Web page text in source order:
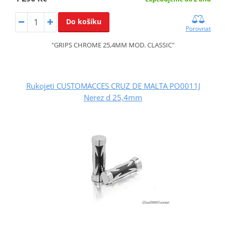
Do košíku
Porovnat
"GRIPS CHROME 25,4MM MOD. CLASSIC"
Rukojeti CUSTOMACCES CRUZ DE MALTA PO0011J
Nerez d 25,4mm